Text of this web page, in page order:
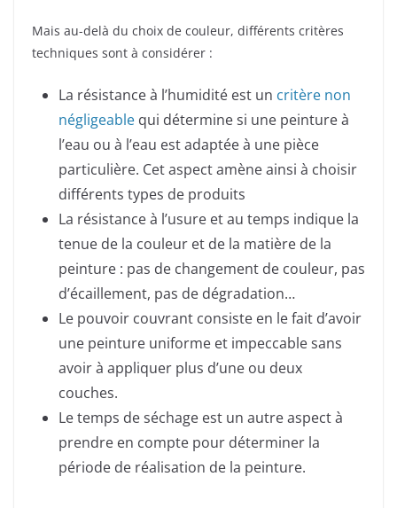
Mais au-delà du choix de couleur, différents critères
techniques sont à considérer :
La résistance à l’humidité est un critère non
négligeable qui détermine si une peinture à
l’eau ou à l’eau est adaptée à une pièce
particulière. Cet aspect amène ainsi à choisir
différents types de produits
La résistance à l’usure et au temps indique la
tenue de la couleur et de la matière de la
peinture : pas de changement de couleur, pas
d’écaillement, pas de dégradation…
Le pouvoir couvrant consiste en le fait d’avoir
une peinture uniforme et impeccable sans
avoir à appliquer plus d’une ou deux
couches.
Le temps de séchage est un autre aspect à
prendre en compte pour déterminer la
période de réalisation de la peinture.